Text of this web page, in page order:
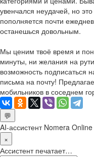
увенчался неудачей, но
пополняется почти
останешься довольным.
Мы ценим твоё время и
минуты, ни желания на
возможность подписаться
письма на почту!
мобильников в соседнем
💬
AI-ассистент Nomera Online
×
Ассистент печатает…